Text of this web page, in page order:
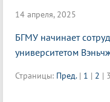
14 апреля, 2025
БГМУ начинает
университетом
Страницы: Пред. | 1 | 2 | 3